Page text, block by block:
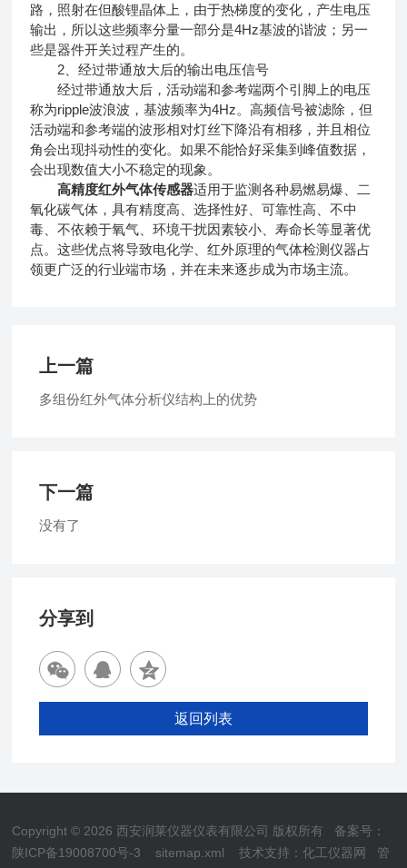
路，照射在但酸锂晶体上，由于热梯度的变化，产生电压
输出，所以这些频率分量一部分是4Hz基波的谐波；另一
些是器件开关过程产生的。
2、经过带通放大后的输出电压信号
经过带通放大后，活动端和参考端两个引脚上的电压
称为ripple波浪波，基波频率为4Hz。高频信号被滤除，但
活动端和参考端的波形相对灯丝下降沿有相移，并且相位
角会出现抖动性的变化。如果不能恰好采集到峰值数据，
会出现数值大小不稳定的现象。
高精度红外气体传感器适用于监测各种易燃易爆、二
氧化碳气体，具有精度高、选择性好、可靠性高、不中
毒、不依赖于氧气、环境干扰因素较小、寿命长等显著优
点。这些优点将导致电化学、红外原理的气体检测仪器占
领更广泛的行业端市场，并在未来逐步成为市场主流。
上一篇
多组份红外气体分析仪结构上的优势
下一篇
没有了
分享到
返回列表
Copyright © 2026 西安润莱仪器仪表有限公司 版权所有 备案号：
陕ICP备19008700号-3
sitemap.xml 技术支持：化工仪器网
管